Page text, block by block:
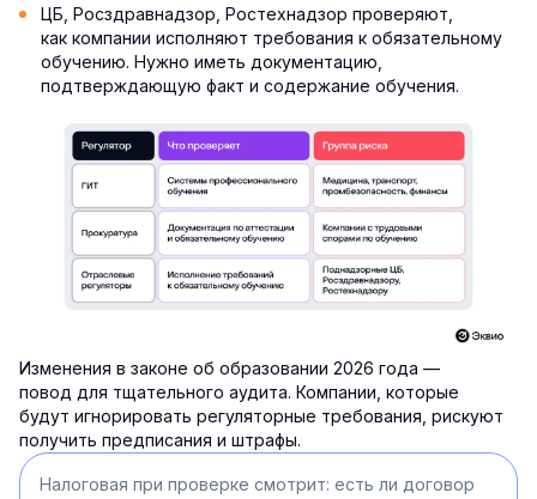
ЦБ, Росздравнадзор, Ростехнадзор проверяют,
как компании исполняют требования к обязательному
обучению. Нужно иметь документацию,
подтверждающую факт и содержание обучения.
Изменения в законе об образовании 2026 года —
повод для тщательного аудита. Компании, которые
будут игнорировать регуляторные требования, рискуют
получить предписания и штрафы.
Налоговая при проверке смотрит: есть ли договор